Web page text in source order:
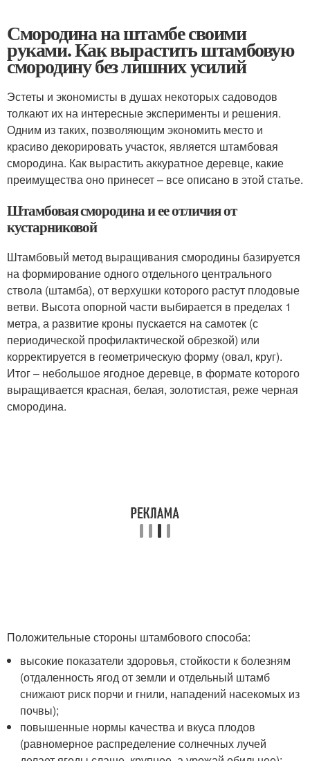
Смородина на штамбе своими
руками. Как вырастить штамбовую
смородину без лишних усилий
Эстеты и экономисты в душах некоторых садоводов
толкают их на интересные эксперименты и решения.
Одним из таких, позволяющим экономить место и
красиво декорировать участок, является штамбовая
смородина. Как вырастить аккуратное деревце, какие
преимущества оно принесет – все описано в этой статье.
Штамбовая смородина и ее отличия от
кустарниковой
Штамбовый метод выращивания смородины базируется
на формирование одного отдельного центрального
ствола (штамба), от верхушки которого растут плодовые
ветви. Высота опорной части выбирается в пределах 1
метра, а развитие кроны пускается на самотек (с
периодической профилактической обрезкой) или
корректируется в геометрическую форму (овал, круг).
Итог – небольшое ягодное деревце, в формате которого
выращивается красная, белая, золотистая, реже черная
смородина.
Положительные стороны штамбового способа:
высокие показатели здоровья, стойкости к болезням
(отдаленность ягод от земли и отдельный штамб
снижают риск порчи и гнили, нападений насекомых из
почвы);
повышенные нормы качества и вкуса плодов
(равномерное распределение солнечных лучей